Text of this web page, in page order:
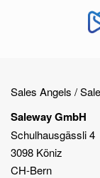
Sales Angels /
Saleway GmbH
Schulhausgässli 4
3098 Köniz
CH-Bern